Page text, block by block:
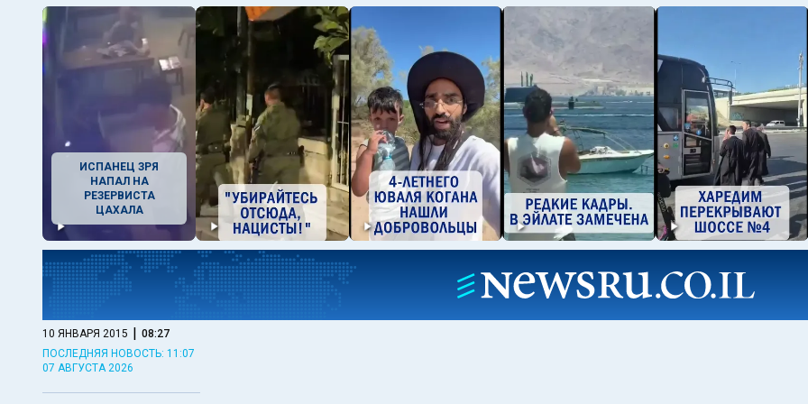
ИСПАНЕЦ ЗРЯ
НАПАЛ НА
РЕЗЕРВИСТА
ЦАХАЛА
10 ЯНВАРЯ 2015 | 08:27
ПОСЛЕДНЯЯ НОВОСТЬ: 11:07
07 АВГУСТА 2026